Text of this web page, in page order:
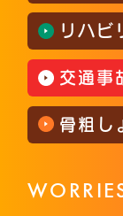
リハビ
交通事
骨粗し